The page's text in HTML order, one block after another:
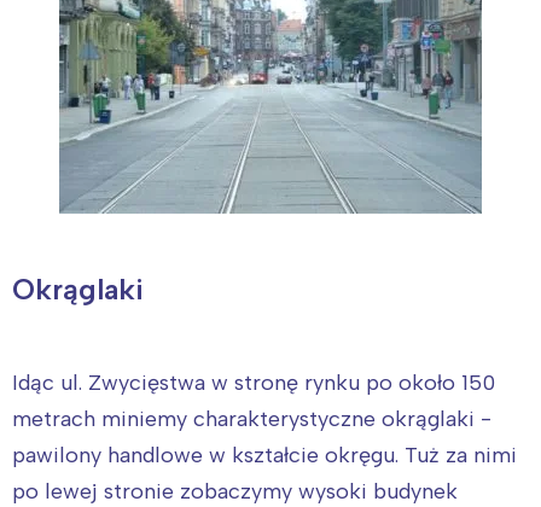
Okrąglaki
Idąc ul. Zwycięstwa w stronę rynku po około 150
metrach miniemy charakterystyczne okrąglaki -
pawilony handlowe w kształcie okręgu. Tuż za nimi
po lewej stronie zobaczymy wysoki budynek